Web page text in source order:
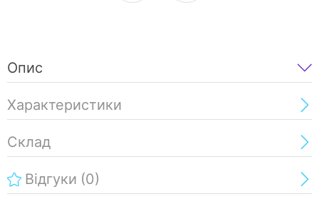
Опис
Характеристики
Склад
Відгуки (0)